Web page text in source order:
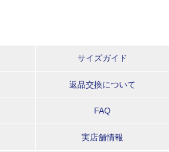
サイズガイド
返品交換について
FAQ
実店舗情報